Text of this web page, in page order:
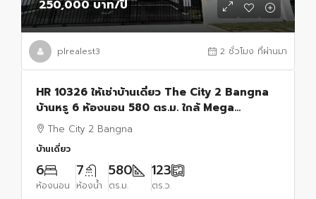
250,000 บาท/ปี
plrealest3 2 ชั่วโมง ที่ผ่านมา
HR 10326 ให้เช่าบ้านเดี่ยว The City 2 Bangna
บ้านหรู 6 ห้องนอน 580 ตร.ม. ใกล้ Mega
Bangna และโรงเรียนนานาชาติ
The City 2 Bangna
บ้านเดี่ยว
6
ห้องนอน
7
ห้องน้ำ
580
ตร.ม.
123
ตร.ว.